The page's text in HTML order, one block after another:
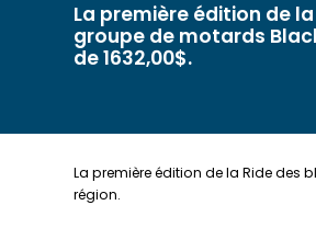
La première édition de
groupe de motards
de 1632,00$.
La première édition de la Ride des
région.